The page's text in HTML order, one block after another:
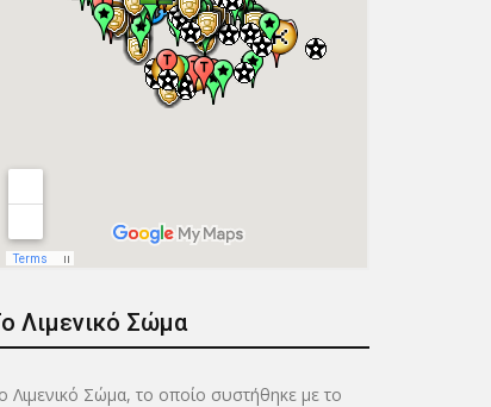
Λιμενικό Σώμα
Λιμενικό Σώμα, το οποίο συστήθηκε με το